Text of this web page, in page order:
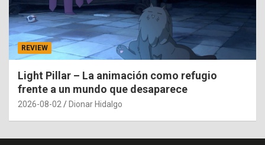
REVIEW
Light Pillar – La animación como refugio
frente a un mundo que desaparece
2026-08-02 Dionar Hidalgo